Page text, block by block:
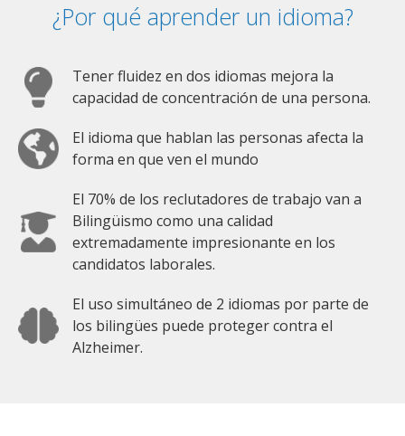
¿Por qué aprender un idioma?
Tener fluidez en dos idiomas mejora la
capacidad de concentración de una persona.
El idioma que hablan las personas afecta la
forma en que ven el mundo
El 70% de los reclutadores de trabajo van a
Bilingüismo como una calidad
extremadamente impresionante en los
candidatos laborales.
El uso simultáneo de 2 idiomas por parte de
los bilingües puede proteger contra el
Alzheimer.